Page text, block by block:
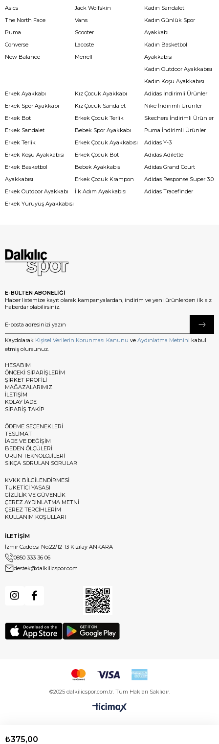
Asics
The North Face
Puma
Converse
New Balance
Jack Wolfskin
Vans
Scooter
Lacoste
Merrell
Kadın Sandalet
Kadın Günlük Spor
Ayakkabı
Kadın Basketbol
Ayakkabısı
Kadın Outdoor Ayakkabısı
Kadın Koşu Ayakkabısı
Erkek Ayakkabı
Erkek Spor Ayakkabı
Erkek Bot
Erkek Sandalet
Erkek Terlik
Erkek Koşu Ayakkabısı
Erkek Basketbol
Ayakkabısı
Erkek Outdoor Ayakkabı
Erkek Yürüyüş Ayakkabısı
Kız Çocuk Ayakkabı
Kız Çocuk Sandalet
Erkek Çocuk Terlik
Bebek Spor Ayakkabı
Erkek Çocuk Ayakkabısı
Erkek Çocuk Bot
Bebek Ayakkabısı
Erkek Çocuk Krampon
İlk Adım Ayakkabısı
Adidas İndirimli Ürünler
Nike İndirimli Ürünler
Skechers İndirimli Ürünler
Puma İndirimli Ürünler
Adidas Y-3
Adidas Adilette
Adidas Grand Court
Adidas Response Super 3.0
Adidas Tracefinder
E-BÜLTEN ABONELİĞİ
Haber listemize kayıt olarak kampanyalardan, indirim ve yeni ürünlerden ilk siz
haberdar olabilirsiniz.
Kaydolarak Kişisel Verilerin Korunması Kanunu ve Aydınlatma Metnini kabul
etmiş olursunuz.
HESABIM
ÖNCEKİ SİPARİŞLERİM
ŞİRKET PROFİLİ
MAĞAZALARIMIZ
İLETİŞİM
KOLAY İADE
SİPARİŞ TAKİP
ÖDEME SEÇENEKLERİ
TESLİMAT
İADE VE DEĞİŞİM
BEDEN ÖLÇÜLERİ
ÜRÜN TEKNOLOJİLERİ
SIKÇA SORULAN SORULAR
KVKK BİLGİLENDİRMESİ
TÜKETİCİ YASASI
GİZLİLİK VE GÜVENLİK
ÇEREZ AYDINLATMA METNİ
ÇEREZ TERCİHLERİM
KULLANIM KOŞULLARI
İLETİŞİM
İzmir Caddesi No:22/12-13 Kızılay ANKARA
0850 333 36 06
destek@dalkilicspor.com
©2025 dalkilicspor.com.tr. Tüm Hakları Saklıdır.
₺375,00